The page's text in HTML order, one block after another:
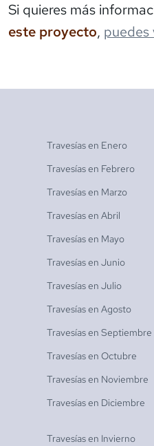
Si quieres más
este proyecto, puedes
Travesías en Enero
Travesías en Febrero
Travesías en Marzo
Travesías en Abril
Travesías en Mayo
Travesías en Junio
Travesías en Julio
Travesías en Agosto
Travesías en Septiembre
Travesías en Octubre
Travesías en Noviembre
Travesías en Diciembre
Travesías en Invierno